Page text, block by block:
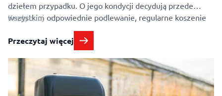
dziełem przypadku. O jego kondycji decydują przede
wszystkim odpowiednie podlewanie, regularne koszenie
oraz właściwe nawożenie. Wiele osób zastanawia się
jednak, kiedy nawozić trawnik, aby nawozy rzeczywiście
przyniosły oczekiwane efekty. Zbyt wczesne lub zbyt
późne dostarczenie składników pokarmowych może nie
tylko ograniczyć wzrost trawy, ale również osłabić jej …
Kontynuuj
Przeczytaj więcej